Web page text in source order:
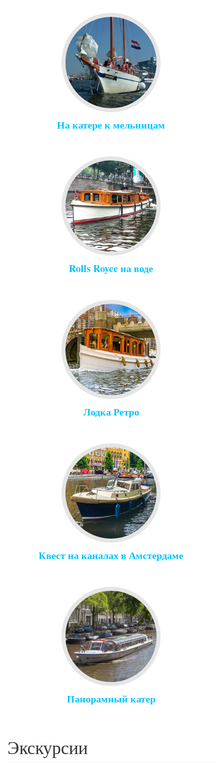
На катере к мельницам
Rolls Royce на воде
Лодка Ретро
Квест на каналах в Амстердаме
Панорамный катер
Экскурсии